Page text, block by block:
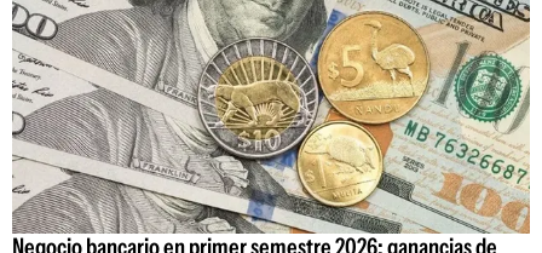
Negocio bancario en primer semestre 2026: ganancias de